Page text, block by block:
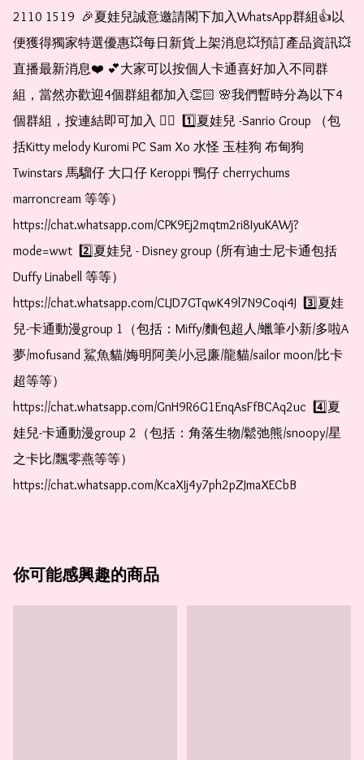
2110 1519  🎉夏娃兒誠意邀請閣下加入WhatsApp群組👍以
便獲得獨家特選優惠💥每日新貨上架消息💥預訂產品資訊💥
直播最新消息❤️ 💕大家可以按個人卡通喜好加入不同群
組，當然亦歡迎4個群組都加入👏🏻 🌸我們暫時分為以下4
個群組，按連結即可加入 👇🏻  1️⃣夏娃兒 -Sanrio Group （包
括Kitty melody Kuromi PC Sam Xo 水怪 玉桂狗 布甸狗
Twinstars 馬騮仔 大口仔 Keroppi 鴨仔 cherrychums
marroncream 等等）
https://chat.whatsapp.com/CPK9Ej2mqtm2ri8IyuKAWj?
mode=wwt  2️⃣夏娃兒 - Disney group (所有迪士尼卡通包括
Duffy Linabell 等等）
https://chat.whatsapp.com/CLJD7GTqwK49l7N9Coqi4J  3️⃣夏娃
兒-卡通動漫group 1（包括：Miffy/麵包超人/蠟筆小新/多啦A
夢/mofusand 鯊魚貓/娒明阿美/小忌廉/龍貓/sailor moon/比卡
超等等）
https://chat.whatsapp.com/GnH9R6G1EnqAsFfBCAq2uc  4️⃣夏
娃兒-卡通動漫group 2（包括：角落生物/鬆弛熊/snoopy/星
之卡比/飄零燕等等）
https://chat.whatsapp.com/KcaXIj4y7ph2pZJmaXECbB
你可能感興趣的商品